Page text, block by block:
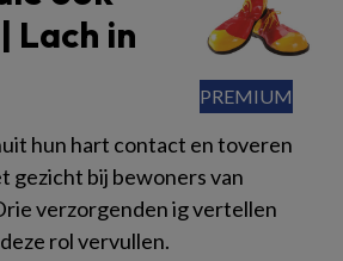
Lach in
hun hart contact en toveren
gezicht bij bewoners van
verzorgenden ig vertellen
rol vervullen.